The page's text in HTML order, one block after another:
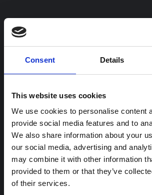
Consent Details
This website uses cookies
We use cookies to personalise content
provide social media features and to
We also share information about your
our social media, advertising and
may combine it with other information
provided to them or that they’ve
of their services.
5 april, 2024
Motorträff: Tyska fordon
Mellan maj och oktober
motorentusiaster utanför
Flygvapenmuseum och